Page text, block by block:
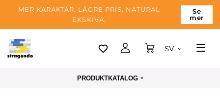
MER KARAKTÄR, LÄGRE PRIS. NATURAL
EKSKIVA.
Se
mer
Tallinn
SV
PRODUKTKATALOG